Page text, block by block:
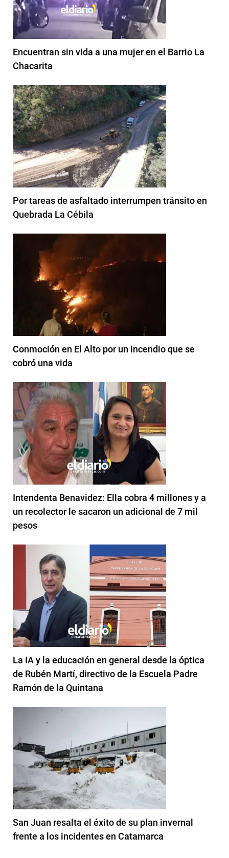
Encuentran sin vida a una mujer en el Barrio La
Chacarita
Por tareas de asfaltado interrumpen tránsito en
Quebrada La Cébila
Conmoción en El Alto por un incendio que se
cobró una vida
Intendenta Benavidez: Ella cobra 4 millones y a
un recolector le sacaron un adicional de 7 mil
pesos
La IA y la educación en general desde la óptica
de Rubén Martí, directivo de la Escuela Padre
Ramón de la Quintana
San Juan resalta el éxito de su plan invernal
frente a los incidentes en Catamarca